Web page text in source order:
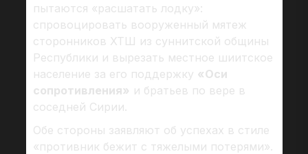
пытаются «расшатать лодку»:
спровоцировать вооруженный мятеж
сторонников ХТШ из суннитской общины
Республики и вырезать местное шиитское
население за его поддержку «Оси
сопротивления» и братьев по вере в
соседней Сирии.
Обе стороны заявляют об успехах в стиле
«противник бежит с тяжелыми потерями».